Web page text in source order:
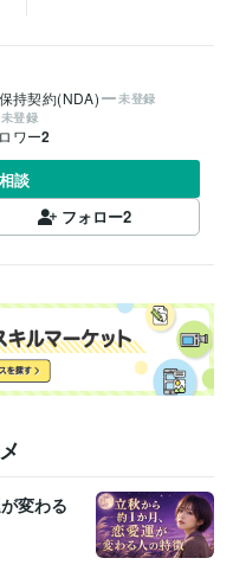
持契約(NDA) 未登録
未登録
ワー2
談
フォロー2
変わる